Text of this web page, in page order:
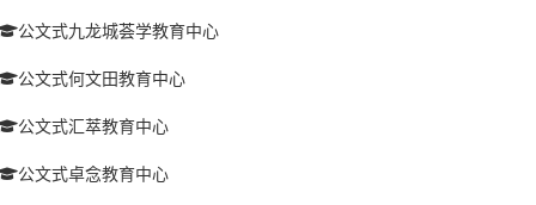
公文式九龙城荟学教育中心
公文式何文田教育中心
公文式汇萃教育中心
公文式卓念教育中心